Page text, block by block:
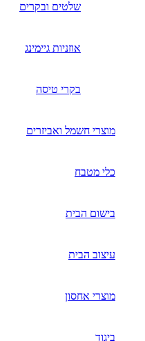
שלטים ובקרים
אוזניות גיימינג
בקרי טיסה
מוצרי חשמל ואביזרים
כלי מטבח
בישום הבית
עיצוב הבית
מוצרי אחסון
ביגוד